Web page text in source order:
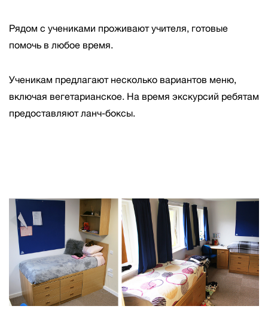
Рядом с учениками проживают учителя, готовые
помочь в любое время.
Ученикам предлагают несколько вариантов меню,
включая вегетарианское. На время экскурсий ребятам
предоставляют ланч-боксы.